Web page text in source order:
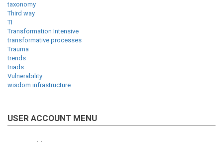
taxonomy
Third way
TI
Transformation Intensive
transformative processes
Trauma
trends
triads
Vulnerability
wisdom infrastructure
USER ACCOUNT MENU